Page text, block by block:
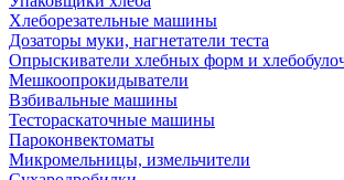
Хлеборезательные машины
Дозаторы муки, нагнетатели теста
Опрыскиватели хлебных форм и
Мешкоопрокидыватели
Взбивальные машины
Тестораскаточные машины
Пароконвектоматы
Микромельницы, измельчители